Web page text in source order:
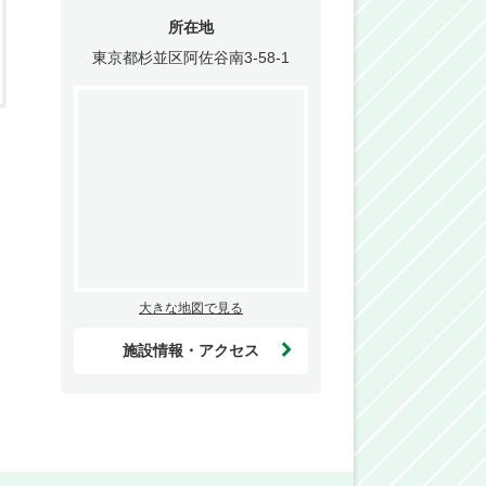
所在地
東京都杉並区阿佐谷南3-58-1
大きな地図で見る
施設情報・アクセス